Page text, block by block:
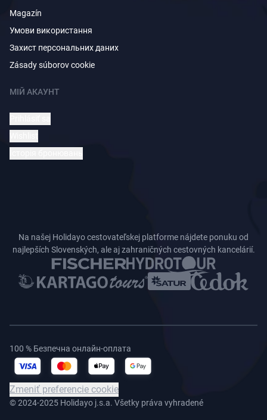
Magazín
Умови використання
Захист персональних даних
Zásady súborov cookie
МІЙ АКАУНТ
Na našej Holidayo cestovateľskej platforme nájdete ponuku od
najlepších Slovenských, ale aj zahraničných cestovných kancelárií.
© 2024-2025 Holidayo j.s.a. Všetky práva vyhradené
100 % Безпечна онлайн-оплата
Zmeniť preferencie cookie